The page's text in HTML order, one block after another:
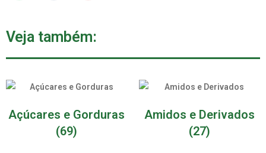
Veja também:
Açúcares e Gorduras
(69)
Amidos e Derivados
(27)